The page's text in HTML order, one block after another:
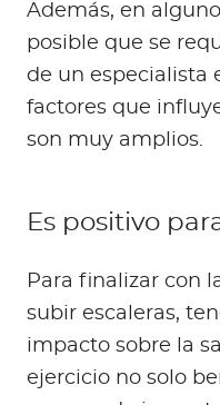
Además, en
posible que se
de un especialista
factores que
son muy amplios.
Es positivo
Para finalizar con
subir escaleras,
impacto sobre la
ejercicio no solo